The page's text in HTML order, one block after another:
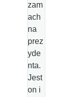
zam
ach
na
prez
yde
nta.
Jest
on i